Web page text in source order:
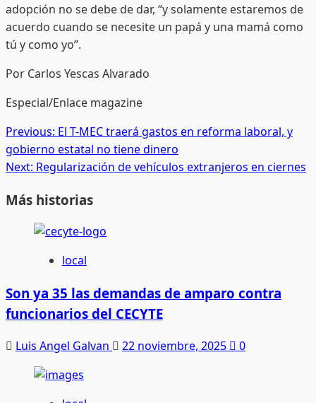
adopción no se debe de dar, “y solamente estaremos de
acuerdo cuando se necesite un papá y una mamá como
tú y como yo”.
Por Carlos Yescas Alvarado
Especial/Enlace magazine
Post
navigation
Previous: El T-MEC traerá gastos en reforma laboral, y
gobierno estatal no tiene dinero
Next: Regularización de vehículos extranjeros en ciernes
Más historias
local
Son ya 35 las demandas de amparo contra
funcionarios del CECYTE
Luis Angel Galvan 22 noviembre, 2025 0